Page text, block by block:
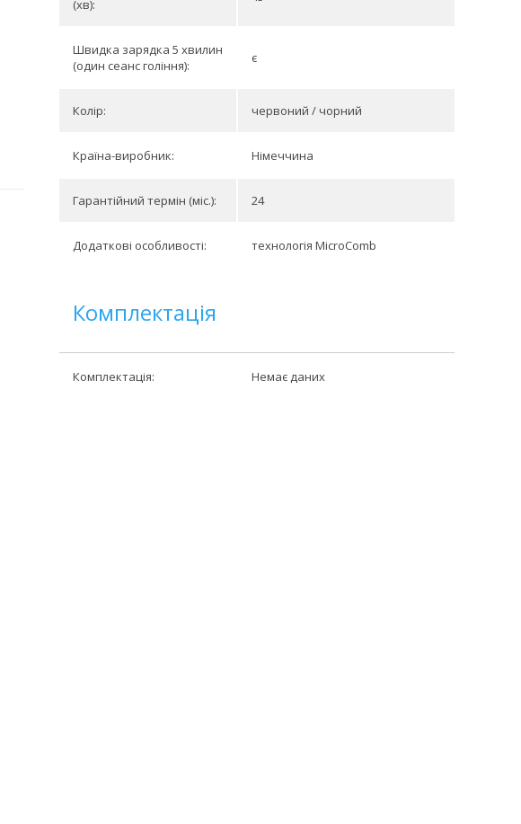
(хв):
Швидка зарядка 5 хвилин
(один сеанс гоління):
є
Колір: червоний / чорний
Країна-виробник: Німеччина
Гарантійний термін (міс.): 24
Додаткові особливості: технологія MicroComb
Комплектація
Комплектація: Немає даних